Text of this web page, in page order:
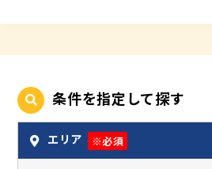
条件を指定して探す
エリア ※必須